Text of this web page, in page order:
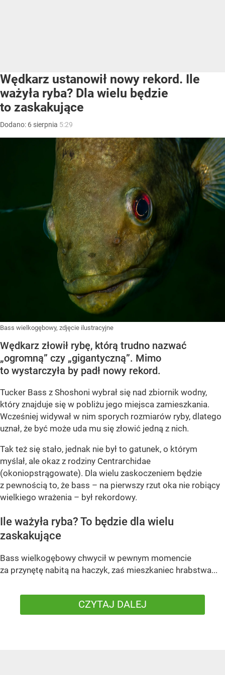
Wędkarz ustanowił nowy rekord. Ile
ważyła ryba? Dla wielu będzie
to zaskakujące
Dodano: 6 sierpnia 5:29
Bass wielkogębowy, zdjęcie ilustracyjne
Wędkarz złowił rybę, którą trudno nazwać
„ogromną” czy „gigantyczną”. Mimo
to wystarczyła by padł nowy rekord.
Tucker Bass z Shoshoni wybrał się nad zbiornik wodny,
który znajduje się w pobliżu jego miejsca zamieszkania.
Wcześniej widywał w nim sporych rozmiarów ryby, dlatego
uznał, że być może uda mu się złowić jedną z nich.
Tak też się stało, jednak nie był to gatunek, o którym
myślał, ale okaz z rodziny Centrarchidae
(okoniopstrągowate). Dla wielu zaskoczeniem będzie
z pewnością to, że bass – na pierwszy rzut oka nie robiący
wielkiego wrażenia – był rekordowy.
Ile ważyła ryba? To będzie dla wielu
zaskakujące
Bass wielkogębowy chwycił w pewnym momencie
za przynętę nabitą na haczyk, zaś mieszkaniec hrabstwa...
CZYTAJ DALEJ